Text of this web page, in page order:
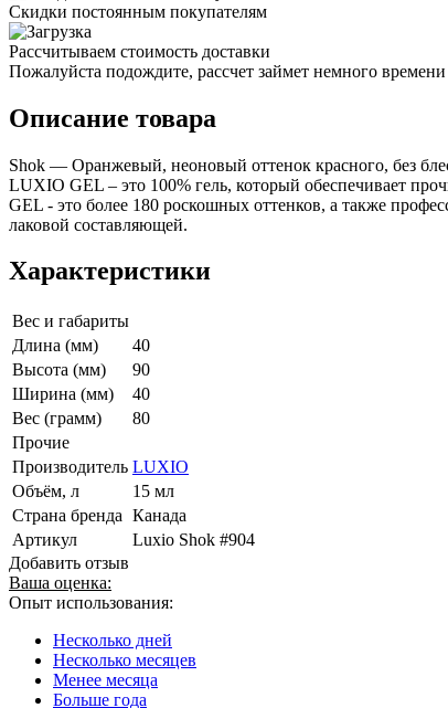
Скидки постоянным покупателям
Рассчитываем стоимость доставки
Пожалуйста подождите, рассчет займет немного времени
Описание товара
Shok — Оранжевый, неоновый оттенок красного, без
LUXIO GEL – это 100% гель, который обеспечивает
GEL - это более 180 роскошных оттенков, а также
лаковой составляющей.
Характеристики
Вес и габариты
Длина (мм)
40
Высота (мм)
90
Ширина (мм)
40
Вес (грамм)
80
Прочие
Производитель LUXIO
Объём, л
15 мл
Страна бренда Канада
Артикул
Luxio Shok #904
Добавить отзыв
Ваша оценка:
Опыт использования:
Несколько дней
Несколько месяцев
Менее месяца
Больше года